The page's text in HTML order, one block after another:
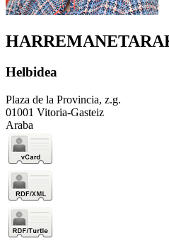
Helbidea
Plaza de la Provincia, z.g.
01001 Vitoria-Gasteiz
Araba